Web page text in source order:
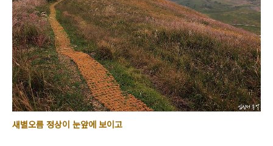
새별오름 정상이 눈앞에 보이고